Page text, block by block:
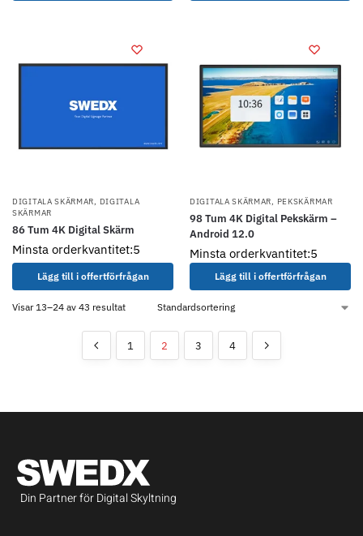
DIGITALA SKÄRMAR, DIGITALA
SKÄRMAR
86 Tum 4K Digital Skärm
Minsta orderkvantitet:5
Lägg till i offertförfrågan
DIGITALA SKÄRMAR, PEKSKÄRMAR
98 Tum 4K Digital Pekskärm –
Android 12.0
Minsta orderkvantitet:5
Lägg till i offertförfrågan
Visar 13–24 av 43 resultat
1 2 3 4
Din Partner för Digital Skyltning